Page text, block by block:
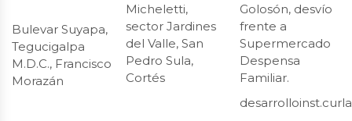
Bulevar Suyapa,
Tegucigalpa
M.D.C., Francisco
Morazán
Micheletti,
sector Jardines
del Valle, San
Pedro Sula,
Cortés
Golosón, desvío
frente a
Supermercado
Despensa
Familiar.